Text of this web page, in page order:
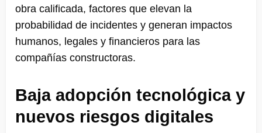
obra calificada, factores que elevan la
probabilidad de incidentes y generan impactos
humanos, legales y financieros para las
compañías constructoras.
Baja adopción tecnológica y
nuevos riesgos digitales